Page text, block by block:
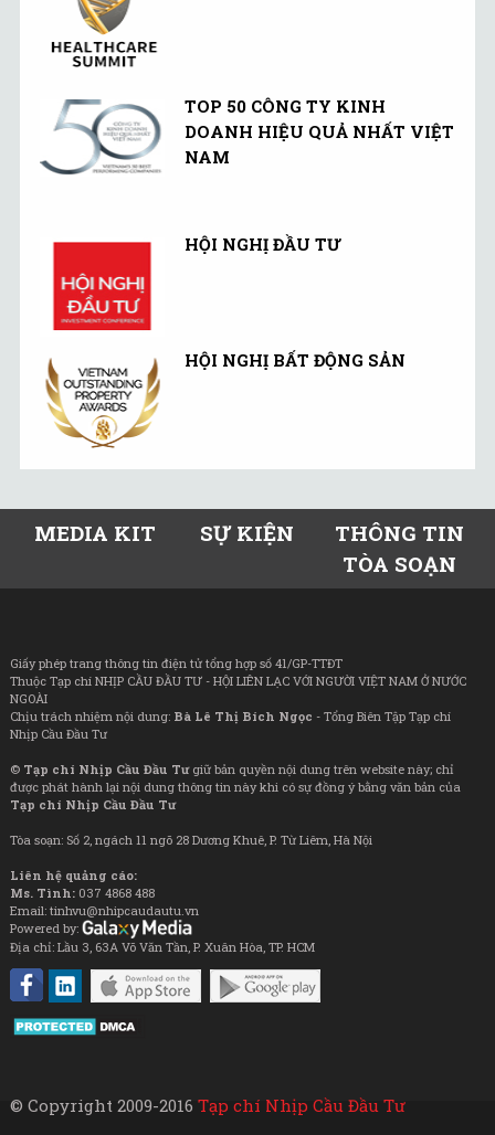
TOP 50 CÔNG TY KINH
DOANH HIỆU QUẢ NHẤT VIỆT
NAM
HỘI NGHỊ ĐẦU TƯ
HỘI NGHỊ BẤT ĐỘNG SẢN
MEDIA KIT SỰ KIỆN
THÔNG TIN
TÒA SOẠN
Giấy phép trang thông tin điện tử tổng hợp số 41/GP-TTĐT
Thuộc Tạp chí NHỊP CẦU ĐẦU TƯ - HỘI LIÊN LẠC VỚI NGƯỜI VIỆT NAM Ở NƯỚC
NGOÀI
Chịu trách nhiệm nội dung: Bà Lê Thị Bích Ngọc - Tổng Biên Tập Tạp chí
Nhịp Cầu Đầu Tư
© Tạp chí Nhịp Cầu Đầu Tưgiữ bản quyền nội dung trên website này; chỉ
được phát hành lại nội dung thông tin này khi có sự đồng ý bằng văn bản của
Tạp chí Nhịp Cầu Đầu Tư
Tòa soạn: Số 2, ngách 11 ngõ 28 Dương Khuê, P. Từ Liêm, Hà Nội
Liên hệ quảng cáo:
Ms. Tình: 037 4868 488
Email: tinhvu@nhipcaudautu.vn
Powered by:
Địa chỉ: Lầu 3, 63A Võ Văn Tần, P. Xuân Hòa, TP. HCM
© Copyright 2009-2016 Tạp chí Nhịp Cầu Đầu Tư